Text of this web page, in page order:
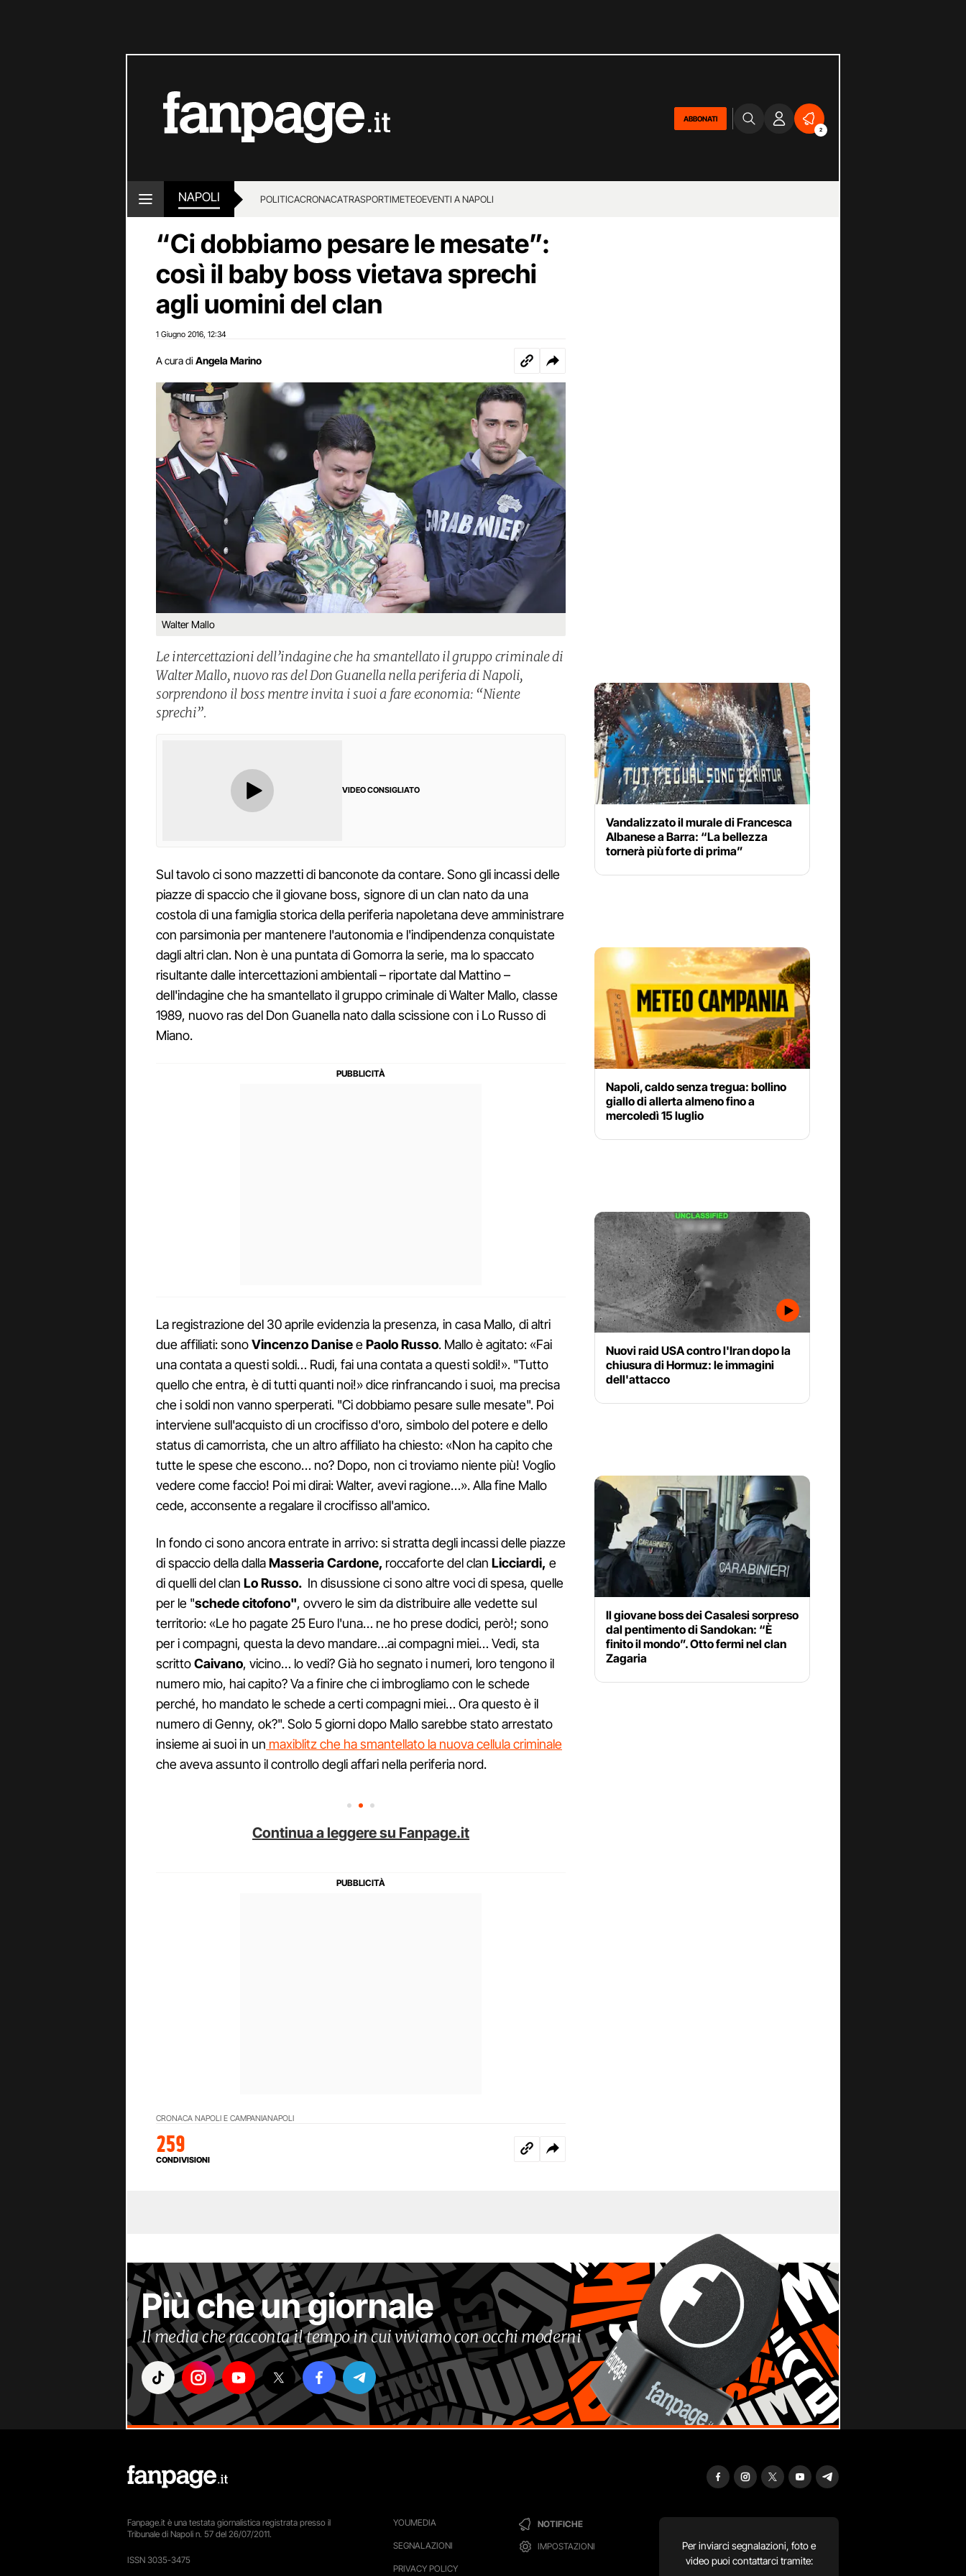
ABBONATI
2
NAPOLI POLITICACRONACATRASPORTIMETEOEVENTI A NAPOLI
“Ci dobbiamo pesare le mesate”:
così il baby boss vietava sprechi
agli uomini del clan
1 Giugno 2016 12:34
A cura di Angela Marino
Walter Mallo
Le intercettazioni dell’indagine che ha smantellato il gruppo criminale di
Walter Mallo, nuovo ras del Don Guanella nella periferia di Napoli,
sorprendono il boss mentre invita i suoi a fare economia: “Niente
sprechi”.
VIDEO CONSIGLIATO
Sul tavolo ci sono mazzetti di banconote da contare. Sono gli incassi delle
piazze di spaccio che il giovane boss, signore di un clan nato da una
costola di una famiglia storica della periferia napoletana deve amministrare
con parsimonia per mantenere l'autonomia e l'indipendenza conquistate
dagli altri clan. Non è una puntata di Gomorra la serie, ma lo spaccato
risultante dalle intercettazioni ambientali – riportate dal Mattino –
dell'indagine che ha smantellato il gruppo criminale di Walter Mallo, classe
1989, nuovo ras del Don Guanella nato dalla scissione con i Lo Russo di
Miano.
La registrazione del 30 aprile evidenzia la presenza, in casa Mallo, di altri
due affiliati: sonoVincenzo DaniseePaolo Russo. Mallo è agitato: «Fai
una contata a questi soldi… Rudi, fai una contata a questi soldi!». "Tutto
quello che entra, è di tutti quanti noi!» dice rinfrancando i suoi, ma precisa
che i soldi non vanno sperperati. "Ci dobbiamo pesare sulle mesate". Poi
interviene sull'acquisto di un crocifisso d'oro, simbolo del potere e dello
status di camorrista, che un altro affiliato ha chiesto: «Non ha capito che
tutte le spese che escono… no? Dopo, non ci troviamo niente più! Voglio
vedere come faccio! Poi mi dirai: Walter, avevi ragione…». Alla fine Mallo
cede, acconsente a regalare il crocifisso all'amico.
In fondo ci sono ancora entrate in arrivo: si stratta degli incassi delle piazze
di spaccio della dallaMasseria Cardone, roccaforte del clan Licciardi, e
di quelli del clan Lo Russo. In disussione ci sono altre voci di spesa, quelle
per le "schede citofono", ovvero le sim da distribuire alle vedette sul
territorio: «Le ho pagate 25 Euro l'una… ne ho prese dodici, però!; sono
per i compagni, questa la devo mandare…ai compagni miei… Vedi, sta
scrittoCaivano, vicino… lo vedi? Già ho segnato i numeri, loro tengono il
numero mio, hai capito? Va a finire che ci imbrogliamo con le schede
perché, ho mandato le schede a certi compagni miei… Ora questo è il
numero di Genny, ok?". Solo 5 giorni dopo Mallo sarebbe stato arrestato
insieme ai suoi in un maxiblitz che ha smantellato la nuova cellula criminale
che aveva assunto il controllo degli affari nella periferia nord.
Continua a leggere su Fanpage.it
CRONACA NAPOLI E CAMPANIANAPOLI
259
CONDIVISIONI
Vandalizzato il murale di Francesca
Albanese a Barra: “La bellezza
tornerà più forte di prima”
Napoli, caldo senza tregua: bollino
giallo di allerta almeno fino a
mercoledì 15 luglio
Nuovi raid USA contro l'Iran dopo la
chiusura di Hormuz: le immagini
dell'attacco
Il giovane boss dei Casalesi sorpreso
dal pentimento di Sandokan: “È
finito il mondo”. Otto fermi nel clan
Zagaria
Più che un giornale
Il media che racconta il tempo in cui viviamo con occhi moderni
YOUMEDIA
SEGNALAZIONI
PRIVACY POLICY
NOTIFICHE
IMPOSTAZIONI
Per inviarci segnalazioni, foto e
video puoi contattarci tramite:
Fanpage.it è una testata giornalistica registrata presso il
Tribunale di Napoli n. 57 del 26/07/2011.
ISSN 3035-3475